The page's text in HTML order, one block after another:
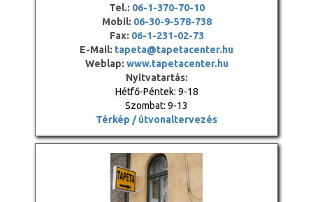
Tel.: 06-1-370-70-10
Mobil: 06-30-9-578-738
Fax: 06-1-231-02-73
E-Mail: tapeta@tapetacenter.hu
Weblap: www.tapetacenter.hu
Nyitvatartás:
Hétfő-Péntek: 9-18
Szombat: 9-13
Térkép / útvonaltervezés